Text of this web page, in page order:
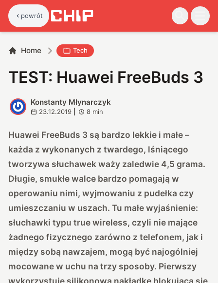
powrót
Home Tech
TEST: Huawei FreeBuds 3
K
Konstanty Młynarczyk
23.12.2019 8 min
Huawei FreeBuds 3 są bardzo lekkie i małe –
każda z wykonanych z twardego, lśniącego
tworzywa słuchawek waży zaledwie 4,5 grama.
Długie, smukłe walce bardzo pomagają w
operowaniu nimi, wyjmowaniu z pudełka czy
umieszczaniu w uszach. Tu małe wyjaśnienie:
słuchawki typu true wireless, czyli nie mające
żadnego fizycznego zarówno z telefonem, jak i
między sobą nawzajem, mogą być najogólniej
mocowane w uchu na trzy sposoby. Pierwszy
wykorzystuje silikonową nakładkę blokującą się